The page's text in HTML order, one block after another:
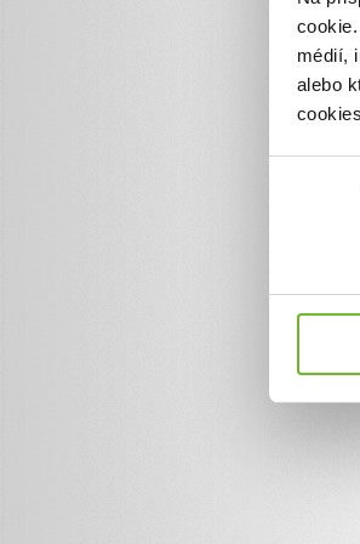
médií,
alebo
+